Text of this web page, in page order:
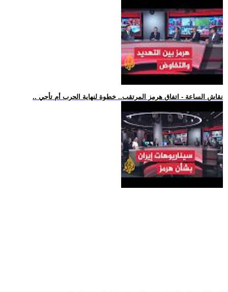
.. نقاش الساعة - اتفاق هرمز المرتقب.. خطوة لنهاية الحرب أم تأجي